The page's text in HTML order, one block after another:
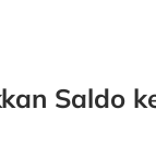
Saldo